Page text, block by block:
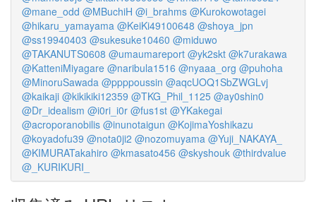
@mane_odd @MBuchiH @i_brahms @Kurokowotagei
@hikaru_yamayama @KeiKi49100648 @shoya_jpn
@ss19940403 @sukesuke10460 @miduwo
@TAKANUTS0608 @umaumareport @yk2skt @k7urakawa
@KatteniMiyagare @naribula1516 @nyaaa_org @puhoha
@MinoruSawada @ppppoussin @aqcUOQ1SbZWGLvj
@kaikaji @kikikiki12359 @TKG_Phil_1125 @ay0shin0
@Dr_idealism @i0ri_i0r @fus1st @YKakegai
@acroporanobilis @inunotaigun @KojimaYoshikazu
@koyadofu39 @nota0ji2 @nozomuyama @Yuji_NAKAYA_
@KIMURATakahiro @kmasato456 @skyshouk @thirdvalue
@_KURIKURI_